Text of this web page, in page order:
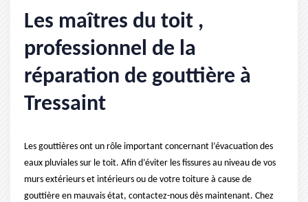
Les maîtres du toit ,
professionnel de la
réparation de gouttière à
Tressaint
Les gouttières ont un rôle important concernant l’évacuation des
eaux pluviales sur le toit. Afin d’éviter les fissures au niveau de vos
murs extérieurs et intérieurs ou de votre toiture à cause de
gouttière en mauvais état, contactez-nous dès maintenant. Chez